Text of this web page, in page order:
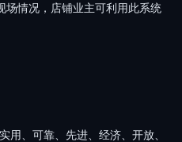
场情况，店铺业主可利用此系统
用、可靠、先进、经济、开放、